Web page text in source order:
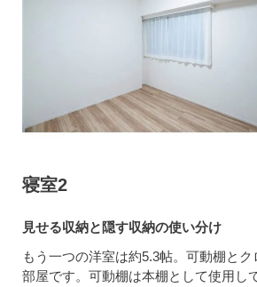
寝室2
見せる収納と隠す収納の使い分け
もう一つの洋室は約5.3帖。可動棚と
部屋です。可動棚は本棚として使用し